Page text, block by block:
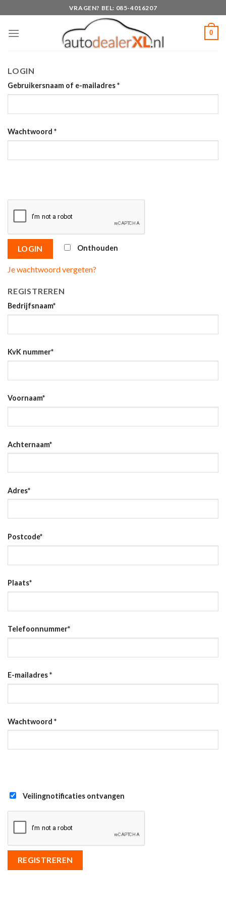
to
content
VRAGEN? BEL: 085-4016207
0
LOGIN
Gebruikersnaam of e-mailadres*
Wachtwoord *
LOGIN Onthouden
Je wachtwoord vergeten?
REGISTREREN
Bedrijfsnaam*
KvK nummer*
Voornaam*
Achternaam*
Adres*
Postcode*
Plaats*
Telefoonnummer*
E-mailadres*
Wachtwoord *
Veilingnotificaties ontvangen
REGISTREREN